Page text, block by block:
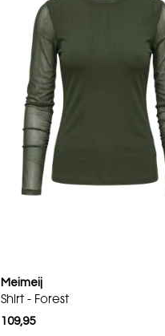
Meimeij
Shirt - Forest
109,95